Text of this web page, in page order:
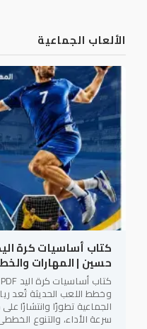
الألعاب الجماعية
حسين | المهارات
وخطط اللعب الحديثة تُعد
الجماعية تطورًا وانتشارًا
سرعة الأداء، والتنوع